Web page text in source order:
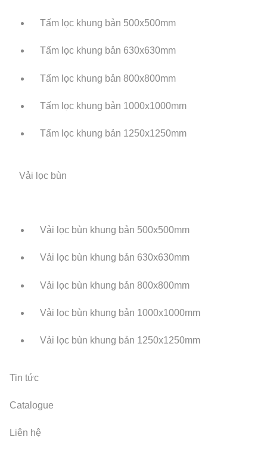
Tấm lọc khung bản 500x500mm
Tấm lọc khung bản 630x630mm
Tấm lọc khung bản 800x800mm
Tấm lọc khung bản 1000x1000mm
Tấm lọc khung bản 1250x1250mm
Vải lọc bùn
Vải lọc bùn khung bản 500x500mm
Vải lọc bùn khung bản 630x630mm
Vải lọc bùn khung bản 800x800mm
Vải lọc bùn khung bản 1000x1000mm
Vải lọc bùn khung bản 1250x1250mm
Tin tức
Catalogue
Liên hệ